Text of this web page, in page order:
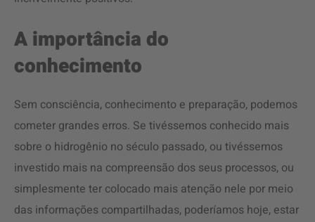
A importância do
conhecimento
Sem consciência, conhecimento e preparação, podemos
cometer grandes erros. Se tivéssemos conhecido mais
sobre o hidrogênio no século passado, ou tivéssemos
investido mais na compreensão dos seus processos, ou
simplesmente ter colocado mais atenção nele por meio
das informações compartilhadas, poderíamos hoje, estar